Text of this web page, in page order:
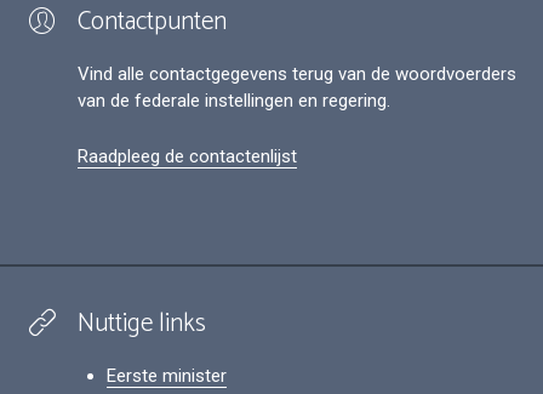
Contactpunten
Vind alle contactgegevens terug van de woordvoerders
van de federale instellingen en regering.
Raadpleeg de contactenlijst
Nuttige links
Eerste minister